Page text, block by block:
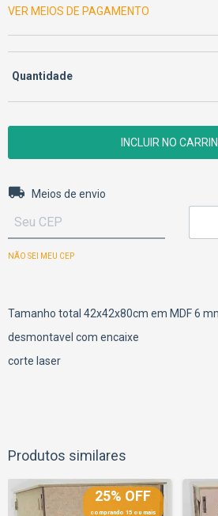
VER MEIOS DE PAGAMENTO
Quantidade
Entregas para o CEP:
Meios de envio
NÃO SEI MEU CEP
Tamanho total 42x42x80cm em MDF 6
desmontavel com encaixe
corte laser
Produtos similares
25% OFF
comprando 15 ou mais